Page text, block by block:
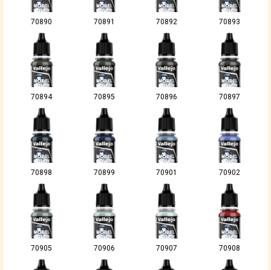
70890 70891 70892 70893
70894 70895 70896 70897
70898 70899 70901 70902
70905 70906 70907 70908